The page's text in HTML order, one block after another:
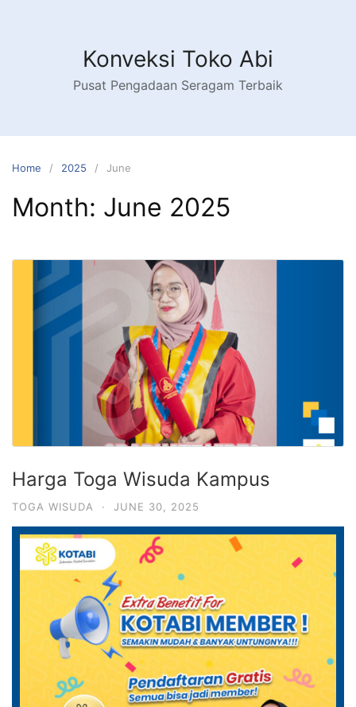
Konveksi Toko Abi
Pusat Pengadaan Seragam Terbaik
Home 2025 June
Month: June 2025
Harga Toga Wisuda Kampus
TOGA WISUDA · JUNE 30, 2025